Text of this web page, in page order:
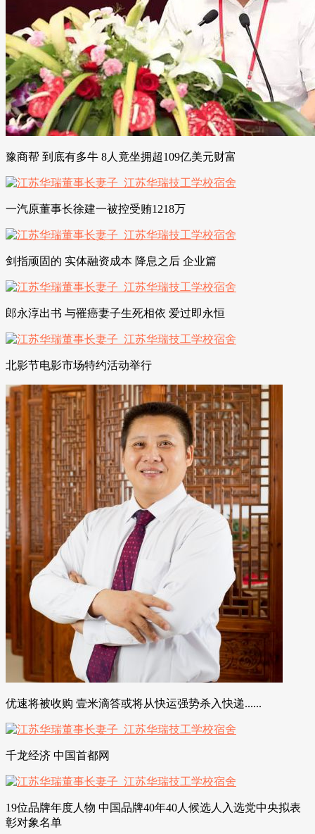
豫商帮 到底有多牛 8人竟坐拥超109亿美元财富
一汽原董事长徐建一被控受贿1218万
剑指顽固的 实体融资成本 降息之后 企业篇
郎永淳出书 与罹癌妻子生死相依 爱过即永恒
北影节电影市场特约活动举行
优速将被收购 壹米滴答或将从快运强势杀入快递......
千龙经济 中国首都网
19位品牌年度人物 中国品牌40年40人候选人入选党中央拟表
彰对象名单